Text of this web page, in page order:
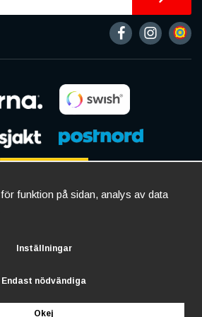
funktion på sidan, analys av data
Inställningar
Endast nödvändiga
Okej